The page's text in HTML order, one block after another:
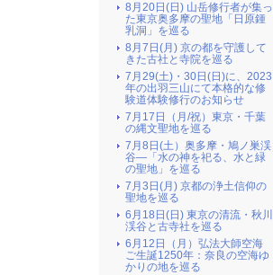
8月20日(日) 山岳修行者が集っ
た東京奥多摩の聖地「日原鍾
乳洞」を巡る
8月7日(月) 京の都を守護して
きた古社と寺院を巡る
7月29(土)・30日(日)に、2023
年の出羽三山にて本格的な修
験道体験修行のお知らせ
7月17日（月/祝）東京・千葉
の縄文聖地を巡る
7月8日(土）奥多摩・鳩ノ巣渓
谷―「水の神を祀る、水と緑
の聖地」を巡る
7月3日(月) 京都の浄土信仰の
聖地を巡る
6月18日(日) 東京の清流・秋川
渓谷と古寺社を巡る
6月12日（月）弘法大師空海
ご生誕1250年：奈良の空海ゆ
かりの地を巡る